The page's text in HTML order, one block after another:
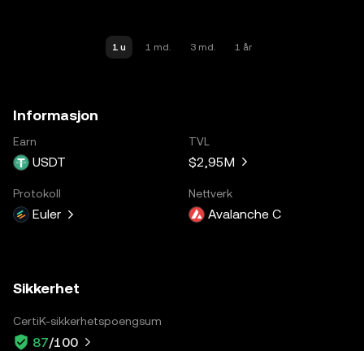
1 u 1 md. 3 md. 1 år
Informasjon
Earn
USDT
TVL
$2,95M
Protokoll
Euler
Nettverk
Avalanche C
Sikkerhet
CertiK-sikkerhetspoengsum
87/100